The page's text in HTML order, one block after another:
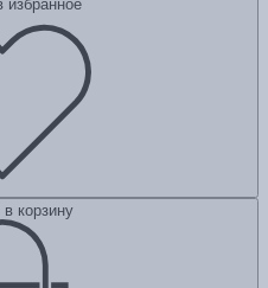
избранное
корзину